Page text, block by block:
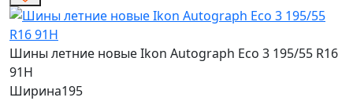
Шины летние новые Ikon Autograph Eco 3 195/55 R16
91H
Ширина195